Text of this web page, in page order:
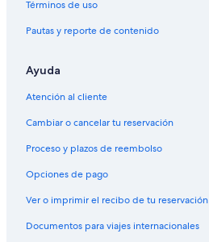
Términos de uso
Pautas y reporte de contenido
Ayuda
Atención al cliente
Cambiar o cancelar tu reservación
Proceso y plazos de reembolso
Opciones de pago
Ver o imprimir el recibo de tu reservación
Documentos para viajes internacionales